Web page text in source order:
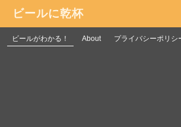
ビールに乾杯
ビールがわかる！ About プライバシーポリシ